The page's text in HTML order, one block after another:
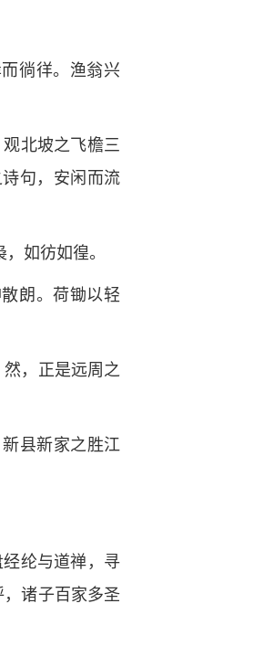
徜徉。渔翁兴
北坡之飞檐三
句，安闲而流
如彷如徨。
朗。荷锄以轻
，正是远周之
县新家之胜江
纶与道禅，寻
诸子百家多圣